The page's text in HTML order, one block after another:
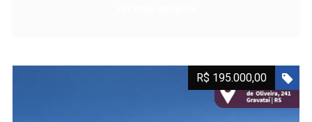
R$ 195.000,00